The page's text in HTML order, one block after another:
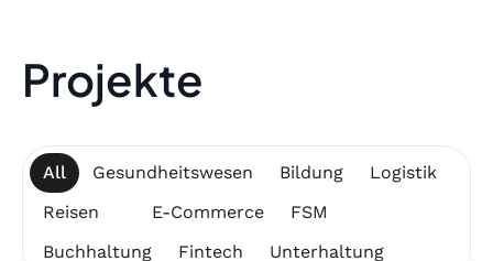
Projekte
All Gesundheitswesen Bildung
Logistik
Reisen
E-Commerce
FSM
Buchhaltung
Fintech Unterhaltung